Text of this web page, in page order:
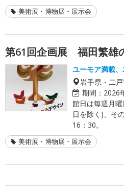
美術展・博物展・展示会
第61回企画展 福田繁雄
ユーモア満載
岩手県・二
期間： 2026
館日は毎週月
日を除く)、そ
16：30。
美術展・博物展・展示会